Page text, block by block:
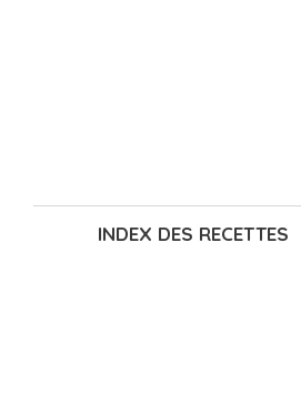
INDEX DES RECETTES